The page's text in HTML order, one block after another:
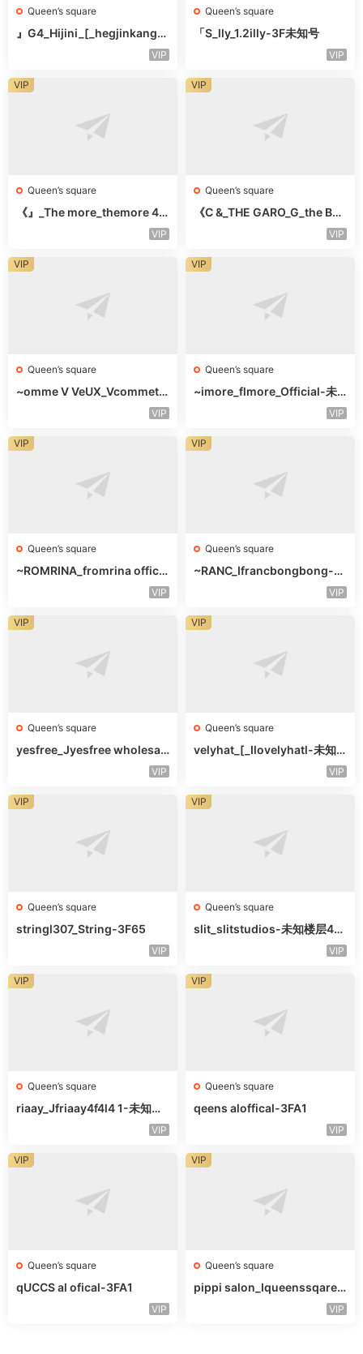
Queen’s square
』G4_Hijini_[_hegjinkang-
VIP
Queen’s square
「S_lly_1.2illy-3F未知号
VIP
Queen’s square
《』_The more_themore 41
VIP
VIP
Queen’s square
《C &_THE GARO_G_the Bar
VIP
VIP
Queen’s square
~omme V VeUX_Vcommetu
VIP
VIP
Queen’s square
~imore_flmore_Official-未
VIP
VIP
Queen’s square
~ROMRINA_fromrina officia
VIP
VIP
Queen’s square
~RANC_Ifrancbongbong-未
VIP
VIP
Queen’s square
yesfree_Jyesfree wholesal
VIP
VIP
Queen’s square
velyhat_[_Ilovelyhatl-未知
VIP
VIP
Queen’s square
stringl307_String-3F65
VIP
VIP
Queen’s square
slit_slitstudios-未知楼层415
VIP
VIP
Queen’s square
riaay_Jfriaay4f4l4 1-未知楼
VIP
VIP
Queen’s square
qeens aloffical-3FA1
VIP
VIP
Queen’s square
qUCCS al ofical-3FA1
VIP
VIP
Queen’s square
pippi salon_Iqueenssqareo
VIP
VIP